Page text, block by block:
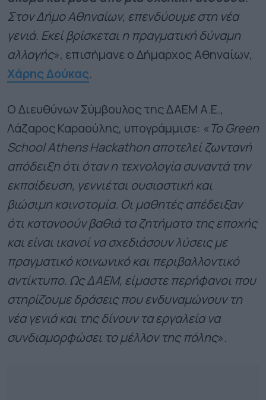
Στον Δήμο Αθηναίων, επενδύουμε στη νέα
γενιά. Εκεί βρίσκεται η πραγματική δύναμη
αλλαγής», επισήμανε ο Δήμαρχος Αθηναίων,
Χάρης Δούκας.
Ο Διευθύνων Σύμβουλος της ΔΑΕΜ Α.Ε.,
Λάζαρος Καραούλης, υπογράμμισε: «Το Green
School Athens Hackathon αποτελεί ζωντανή
απόδειξη ότι όταν η τεχνολογία συναντά την
εκπαίδευση, γεννιέται ουσιαστική και
βιώσιμη καινοτομία. Οι μαθητές απέδειξαν
ότι κατανοούν βαθιά τα ζητήματα της εποχής
και είναι ικανοί να σχεδιάσουν λύσεις με
πραγματικό κοινωνικό και περιβαλλοντικό
αντίκτυπο. Ως ΔΑΕΜ, είμαστε περήφανοι που
στηρίζουμε δράσεις που ενδυναμώνουν τη
νέα γενιά και της δίνουν τα εργαλεία να
συνδιαμορφώσει το μέλλον της πόλης».